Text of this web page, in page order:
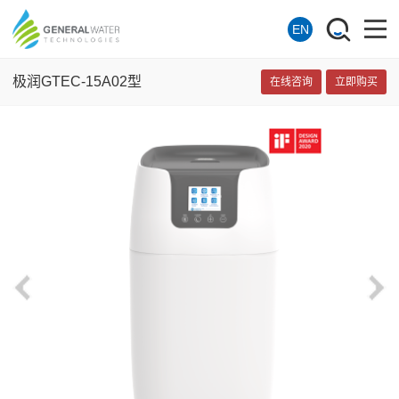
EN
极润GTEC-15A02型 在线咨询 立即购买